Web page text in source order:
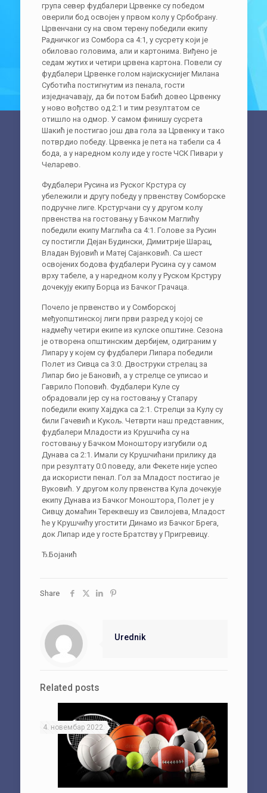
група север фудбалери Црвенке су победом
оверили бод освојен у првом колу у Србобрану.
Црвенчани су на свом терену победили екипу
Радничког из Сомбора са 4:1, у сусрету који је
обиловао головима, али и картонима. Виђено је
седам жутих и четири црвена картона. Повели су
фудбалери Црвенке голом најискуснијег Милана
Суботића постигнутим из пенала, гости
изједначавају, да би потом Бабић довео Црвенку
у ново вођство од 2:1 и тим резултатом се
отишло на одмор. У самом финишу сусрета
Шакић је постигао још два гола за Црвенку и тако
потврдио победу. Црвенка је пета на табели са 4
бода, а у наредном колу иде у госте ЧСК Пивари у
Челарево.
Фудбалери Русина из Руског Крстура су
убележили и другу победу у првенству Сомборске
подручне лиге. Крстурчани су у другом колу
првенства на гостовању у Бачком Маглићу
победили екипу Маглића са 4:1. Голове за Русин
су постигли Дејан Будински, Димитрије Шарац,
Владан Вујовић и Матеј Сајанковић. Са шест
освојених бодова фудбалери Русина су у самом
врху табеле, а у наредном колу у Руском Крстуру
дочекују екипу Борца из Бачког Грачаца.
Почело је првенство и у Сомборској
међуопштинској лиги први разред у којој се
надмећу четири екипе из кулске општине. Сезона
је отворена општинским дербијем, одиграним у
Липару у којем су фудбалери Липара победили
Полет из Сивца са 3:0. Двоструки стрелац за
Липар био је Бановић, а у стрелце се уписао и
Гаврило Поповић. Фудбалери Куле су
обрадовали јер су на гостовању у Стапару
победили екипу Хајдука са 2:1. Стрелци за Кулу су
били Гачевић и Кукољ. Четврти наш представник,
фудбалери Младости из Крушчића су на
гостовању у Бачком Моноштору изгубили од
Дунава са 2:1. Имали су Крушчићани прилику да
при резултату 0:0 поведу, али Фекете није успео
да искористи пенал. Гол за Младост постигао је
Вуковић. У другом колу првенства Кула дочекује
екипу Дунава из Бачког Моноштора, Полет је у
Сивцу домаћин Тереквешу из Свилојева, Младост
ће у Крушчићу угостити Динамо из Бачког Брега,
док Липар иде у госте Братству у Пригревицу.
Ђ.Бојанић
Share
Urednik
Related posts
4. новембар 2022.